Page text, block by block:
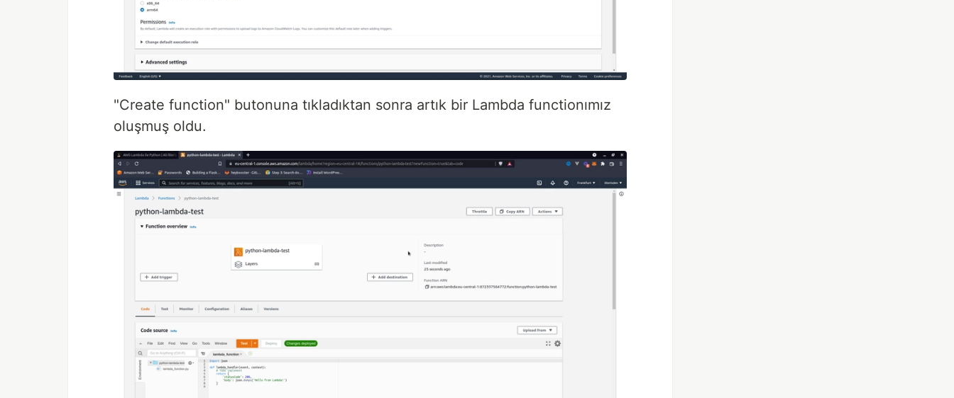
"Create function" butonuna tıkladıktan sonra artık bir Lambda functionımız
oluşmuş oldu.